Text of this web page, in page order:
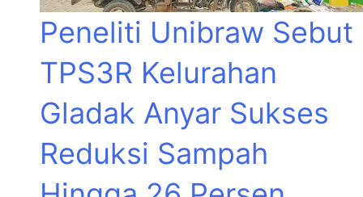
Peneliti Unibraw Sebut
TPS3R Kelurahan
Gladak Anyar Sukses
Reduksi Sampah